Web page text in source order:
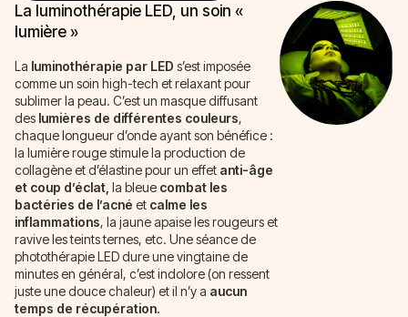
La luminothérapie LED, un soin «
lumière »
La luminothérapie par LED s’est imposée
comme un soin high-tech et relaxant pour
sublimer la peau. C’est un masque diffusant
des lumières de différentes couleurs,
chaque longueur d’onde ayant son bénéfice :
la lumière rouge stimule la production de
collagène et d’élastine pour un effet anti-âge
et coup d’éclat, la bleue combat les
bactéries de l’acné et calme les
inflammations, la jaune apaise les rougeurs et
ravive les teints ternes, etc. Une séance de
photothérapie LED dure une vingtaine de
minutes en général, c’est indolore (on ressent
juste une douce chaleur) et il n’y a aucun
temps de récupération.